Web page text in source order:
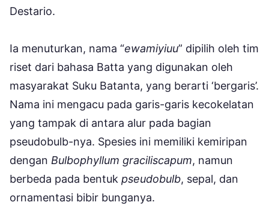
Destario.
Ia menuturkan, nama “ewamiyiuu” dipilih oleh tim
riset dari bahasa Batta yang digunakan oleh
masyarakat Suku Batanta, yang berarti ‘bergaris’.
Nama ini mengacu pada garis-garis kecokelatan
yang tampak di antara alur pada bagian
pseudobulb-nya. Spesies ini memiliki kemiripan
dengan Bulbophyllum graciliscapum, namun
berbeda pada bentuk pseudobulb, sepal, dan
ornamentasi bibir bunganya.